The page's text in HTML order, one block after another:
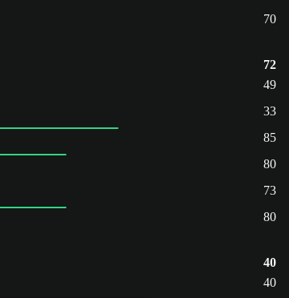
70
72
49
33
85
80
73
80
40
40